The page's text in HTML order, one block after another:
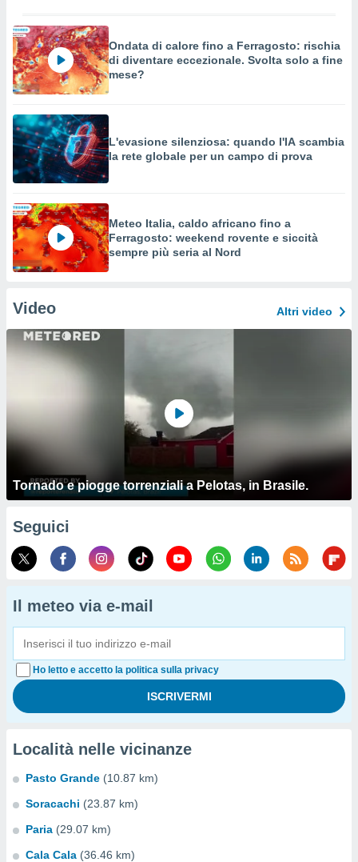
Ondata di calore fino a Ferragosto: rischia
di diventare eccezionale. Svolta solo a fine
mese?
L'evasione silenziosa: quando l'IA scambia
la rete globale per un campo di prova
Meteo Italia, caldo africano fino a
Ferragosto: weekend rovente e siccità
sempre più seria al Nord
Video Altri video
Tornado e piogge torrenziali a Pelotas, in Brasile.
Seguici
Il meteo via e-mail
Ho letto e accetto la politica sulla privacy
Località nelle vicinanze
Pasto Grande (10.87 km)
Soracachi (23.87 km)
Paria (29.07 km)
Cala Cala (36.46 km)